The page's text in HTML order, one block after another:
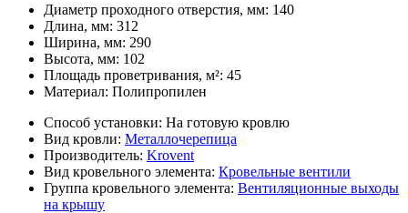
Диаметр проходного отверстия, мм: 140
Длина, мм: 312
Ширина, мм: 290
Высота, мм: 102
Площадь проветривания, м²: 45
Материал: Полипропилен
Способ установки: На готовую кровлю
Вид кровли: Металлочерепица
Производитель: Krovent
Вид кровельного элемента: Кровельные вентили
Группа кровельного элемента: Вентиляционные выходы
на крышу